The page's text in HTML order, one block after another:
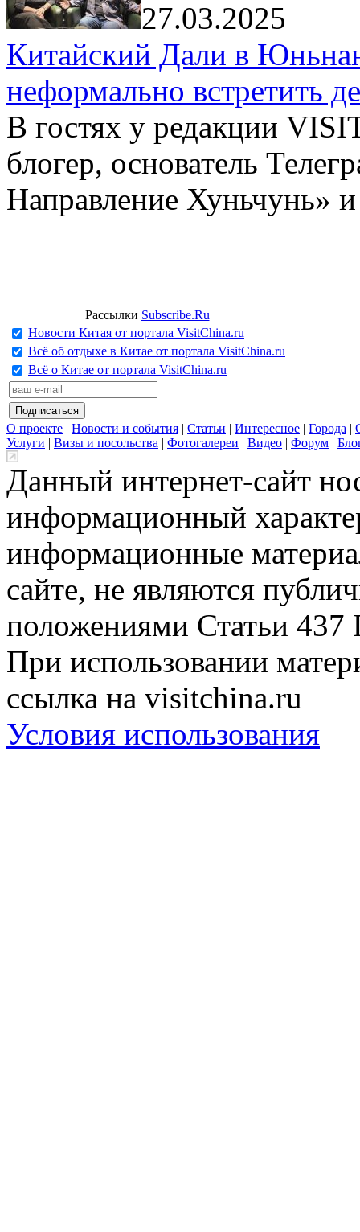
27.03.2025
Китайский Дали в
неформально встретить
В гостях у редакции
блогер, основатель
Направление Хуньчунь»
Рассылки Subscribe.Ru
Новости Китая от портала VisitChina.ru
Всё об отдыхе в Китае от портала VisitChina.ru
Всё о Китае от портала VisitChina.ru
О проекте | Новости и события | Статьи | Интересное | Города |
Услуги | Визы и посольства | Фотогалереи | Видео | Форум |
Данный интернет-сайт
информационный
информационные
сайте, не являются
положениями Статьи 437
При использовании
ссылка на visitchina.ru
Условия использования